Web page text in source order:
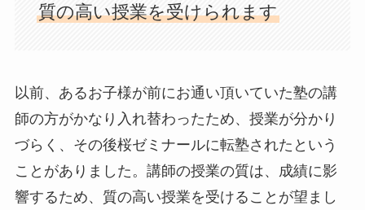
質の高い授業を受けられます
以前、あるお子様が前にお通い頂いていた塾の講
師の方がかなり入れ替わったため、授業が分かり
づらく、その後桜ゼミナールに転塾されたという
ことがありました。講師の授業の質は、成績に影
響するため、質の高い授業を受けることが望まし